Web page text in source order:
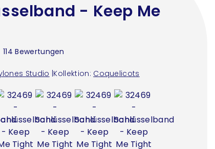
- Keep Me
Studio Kollektion: Coquelicots
114Bewertungen